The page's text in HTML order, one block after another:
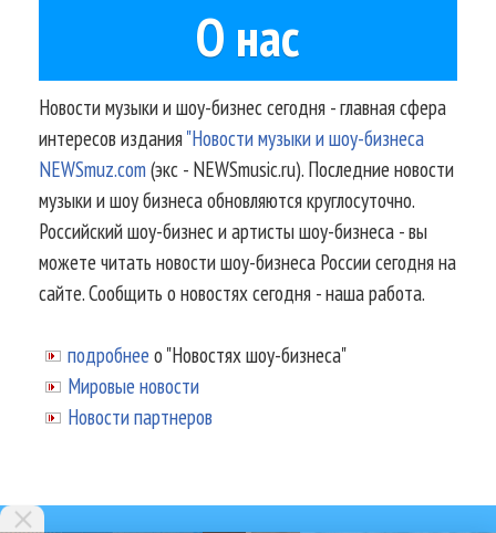
О нас
Новости музыки и шоу-бизнес сегодня - главная сфера
интересов издания"Новости музыки и шоу-бизнеса
NEWSmuz.com(экс - NEWSmusic.ru). Последние новости
музыки и шоу бизнеса обновляются круглосуточно.
Российский шоу-бизнес и артисты шоу-бизнеса - вы
можете читать новости шоу-бизнеса России сегодня на
сайте. Сообщить о новостях сегодня - наша работа.
подробнее о "Новостях шоу-бизнеса"
Мировые новости
Новости партнеров